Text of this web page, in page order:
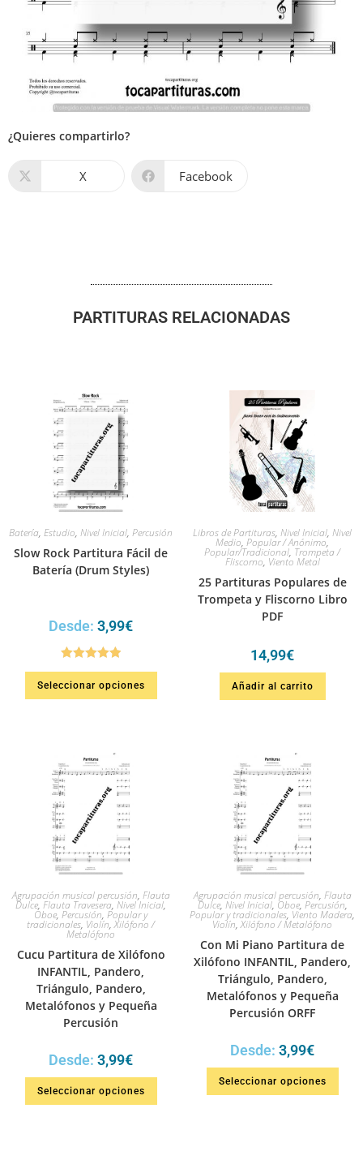
¿Quieres compartirlo?
X Facebook
PARTITURAS RELACIONADAS
Batería, Estudio, Nivel Inicial, Percusión
Slow Rock Partitura Fácil de
Batería (Drum Styles)
Desde: 3,99€
Valorado en
5.00de 5
Seleccionar opciones
Libros de Partituras, Nivel Inicial, Nivel
Medio, Popular / Anónimo,
Popular/Tradicional, Trompeta /
Fliscorno, Viento Metal
25 Partituras Populares de
Trompeta y Fliscorno Libro
PDF
14,99€
Añadir al carrito
Agrupación musical percusión, Flauta
Dulce, Flauta Travesera, Nivel Inicial,
Oboe, Percusión, Popular y
tradicionales, Violín,Xilófono /
Metalófono
Cucu Partitura de Xilófono
INFANTIL, Pandero,
Triángulo, Pandero,
Metalófonos y Pequeña
Percusión
Desde: 3,99€
Seleccionar opciones
Agrupación musical percusión, Flauta
Dulce, Nivel Inicial, Oboe, Percusión,
Popular y tradicionales, Viento Madera,
Violín,Xilófono / Metalófono
Con Mi Piano Partitura de
Xilófono INFANTIL, Pandero,
Triángulo, Pandero,
Metalófonos y Pequeña
Percusión ORFF
Desde: 3,99€
Seleccionar opciones